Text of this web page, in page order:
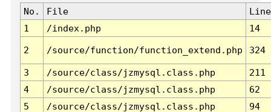
No. File
Line
1
/index.php 14
2 /source/function/function_extend.php 324
3 /source/class/jzmysql.class.php
211
4
/source/class/jzmysql.class.php
62
5
/source/class/jzmysql.class.php
94